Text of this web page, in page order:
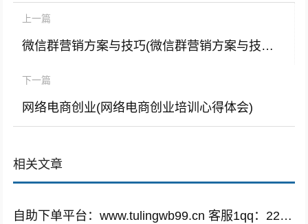
上一篇
微信群营销方案与技巧(微信群营销方案与技巧书籍)
下一篇
网络电商创业(网络电商创业培训心得体会)
相关文章
自助下单平台：www.tulingwb99.cn 客服1qq：2221028208 客服2qq：2221028208